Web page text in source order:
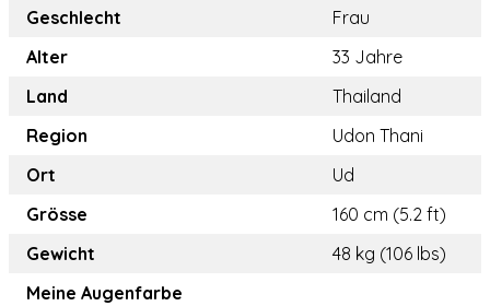
Geschlecht
Frau
Alter
33 Jahre
Land
Thailand
Region
Udon Thani
Ort
Ud
Grösse
160 cm (5.2 ft)
Gewicht
48 kg (106 lbs)
Meine Augenfarbe